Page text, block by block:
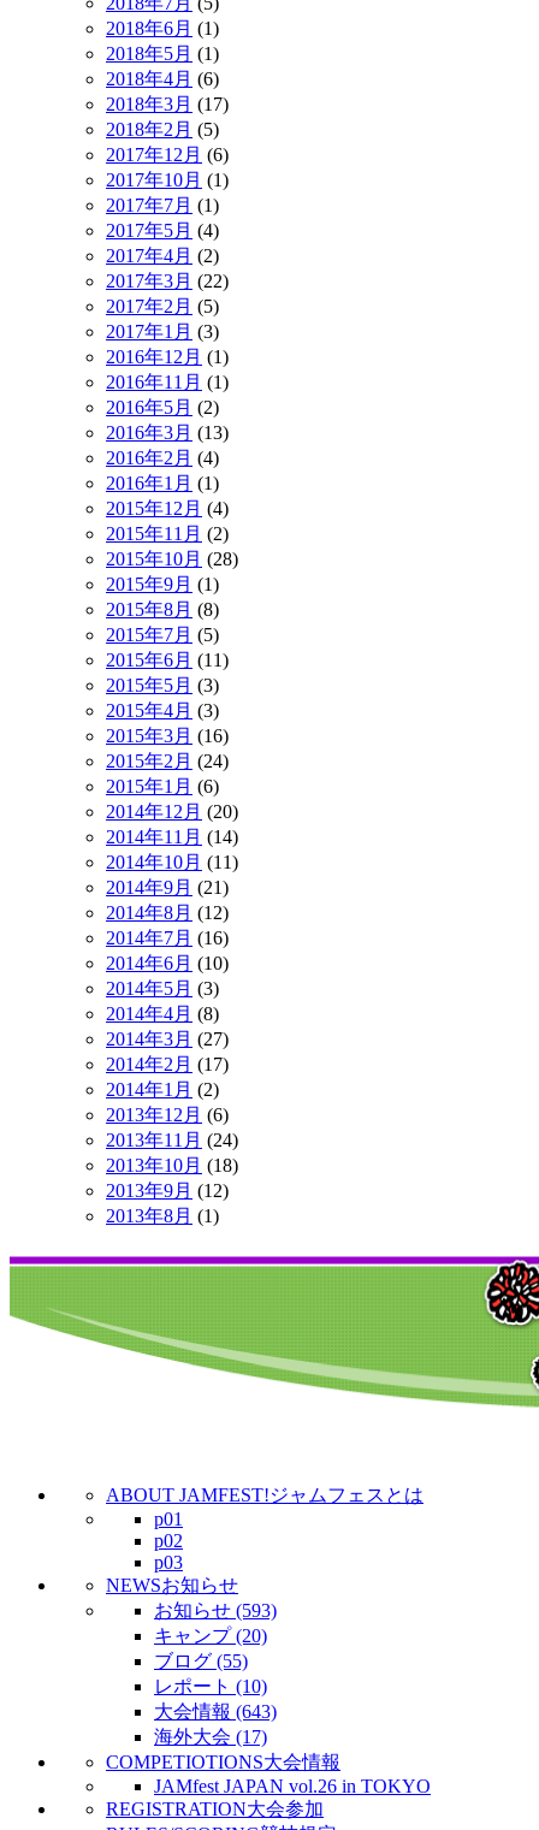
2018年6月 (1)
2018年5月 (1)
2018年4月 (6)
2018年3月 (17)
2018年2月 (5)
2017年12月 (6)
2017年10月 (1)
2017年7月 (1)
2017年5月 (4)
2017年4月 (2)
2017年3月 (22)
2017年2月 (5)
2017年1月 (3)
2016年12月 (1)
2016年11月 (1)
2016年5月 (2)
2016年3月 (13)
2016年2月 (4)
2016年1月 (1)
2015年12月 (4)
2015年11月 (2)
2015年10月 (28)
2015年9月 (1)
2015年8月 (8)
2015年7月 (5)
2015年6月 (11)
2015年5月 (3)
2015年4月 (3)
2015年3月 (16)
2015年2月 (24)
2015年1月 (6)
2014年12月 (20)
2014年11月 (14)
2014年10月 (11)
2014年9月 (21)
2014年8月 (12)
2014年7月 (16)
2014年6月 (10)
2014年5月 (3)
2014年4月 (8)
2014年3月 (27)
2014年2月 (17)
2014年1月 (2)
2013年12月 (6)
2013年11月 (24)
2013年10月 (18)
2013年9月 (12)
2013年8月 (1)
ABOUT JAMFEST!ジャムフェスとは
p01
p02
p03
NEWSお知らせ
お知らせ (593)
キャンプ (20)
ブログ (55)
レポート (10)
大会情報 (643)
海外大会 (17)
COMPETIOTIONS大会情報
JAMfest JAPAN vol.26 in TOKYO
REGISTRATION大会参加